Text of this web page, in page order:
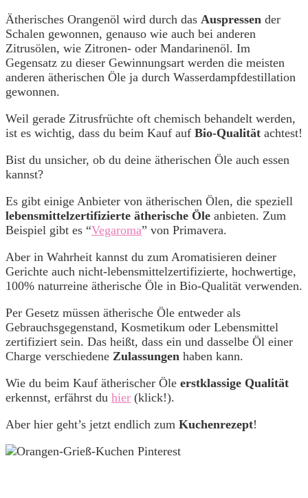
Ätherisches Orangenöl wird durch das Auspressen der
Schalen gewonnen, genauso wie auch bei anderen
Zitrusölen, wie Zitronen- oder Mandarinenöl. Im
Gegensatz zu dieser Gewinnungsart werden die meisten
anderen ätherischen Öle ja durch Wasserdampfdestillation
gewonnen.
Weil gerade Zitrusfrüchte oft chemisch behandelt werden,
ist es wichtig, dass du beim Kauf auf Bio-Qualität achtest!
Bist du unsicher, ob du deine ätherischen Öle auch essen
kannst?
Es gibt einige Anbieter von ätherischen Ölen, die speziell
lebensmittelzertifizierte ätherische Öle anbieten. Zum
Beispiel gibt es “Vegaroma” von Primavera.
Aber in Wahrheit kannst du zum Aromatisieren deiner
Gerichte auch nicht-lebensmittelzertifizierte, hochwertige,
100% naturreine ätherische Öle in Bio-Qualität verwenden.
Per Gesetz müssen ätherische Öle entweder als
Gebrauchsgegenstand, Kosmetikum oder Lebensmittel
zertifiziert sein. Das heißt, dass ein und dasselbe Öl einer
Charge verschiedene Zulassungen haben kann.
Wie du beim Kauf ätherischer Öle erstklassige Qualität
erkennst, erfährst du hier (klick!).
Aber hier geht’s jetzt endlich zum Kuchenrezept!